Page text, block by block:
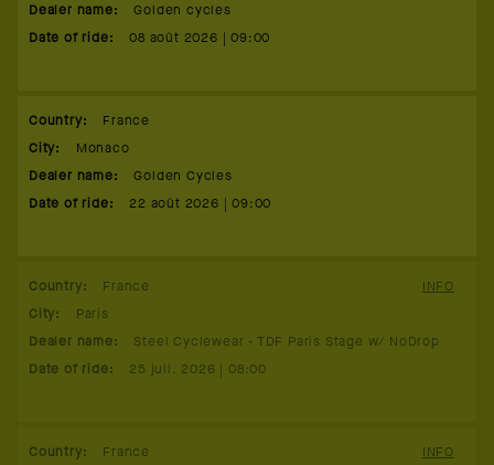
Dealer name:
Golden cycles
Date of ride: 08 août 2026 | 09:00
Country:
France
City:
Monaco
Dealer name:
Golden Cycles
Date of ride: 22 août 2026 | 09:00
Country:
France
City:
Paris
Dealer name:
Steel Cyclewear - TDF Paris Stage w/ NoDrop
Date of ride: 25 juil. 2026 | 08:00
INFO
Country:
France
INFO